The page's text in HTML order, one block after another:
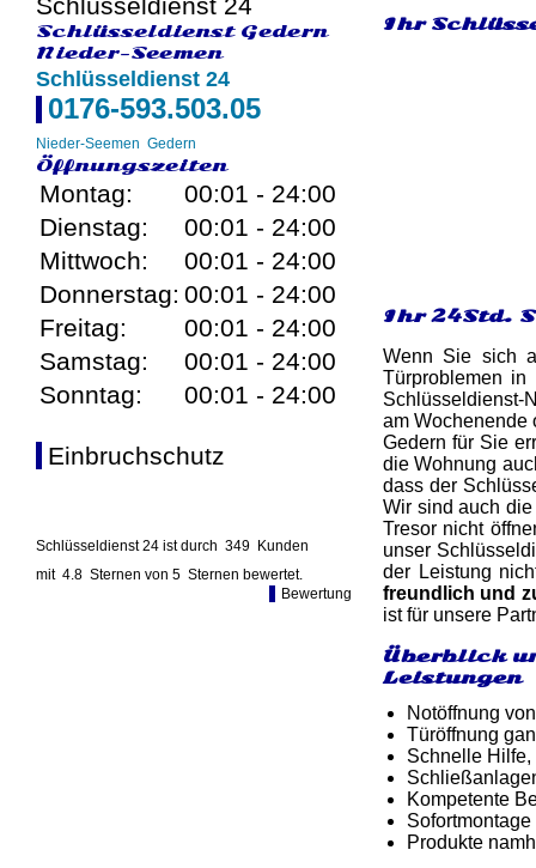
Schlüsseldienst Gedern
Nieder-Seemen
Schlüsseldienst 24
0176-593.503.05
Nieder-Seemen Gedern
Öffnungszeiten
Montag:
00:01 - 24:00
Dienstag:
00:01 - 24:00
Mittwoch:
00:01 - 24:00
Donnerstag: 00:01 - 24:00
Freitag:
00:01 - 24:00
Samstag:
00:01 - 24:00
Sonntag:
00:01 - 24:00
Einbruchschutz
Schlüsseldienst 24 ist durch 349 Kunden
mit 4.8 Sternen von 5 Sternen bewertet.
Bewertung
Ihr
Ihr 24Std.
Wenn Sie sich
Türproblemen
Schlüsseldienst-
am Wochenende
Gedern für Sie
die Wohnung
dass der
Wir sind auch
Tresor nicht
unser
der Leistung
freundlich und
ist für unsere
Überblick
Leistungen
Notöffnung
Türöffnung
Schnelle Hilfe,
Kompetente
Produkte